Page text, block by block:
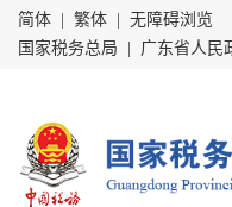
简体 繁体
无障碍浏览
国家税务总局
广东省人民